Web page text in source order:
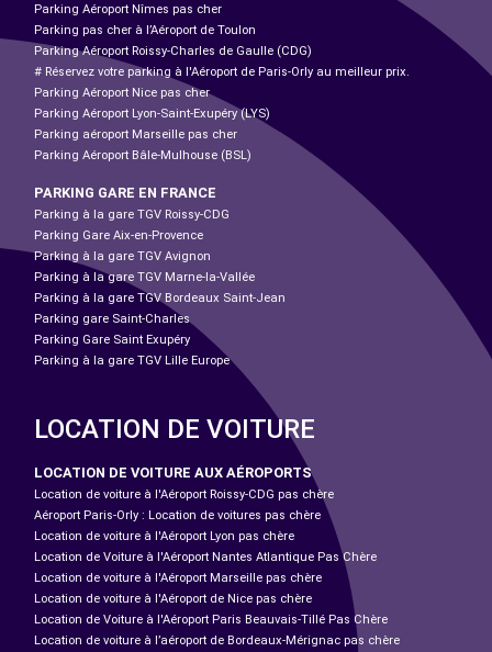
Parking Aéroport Nîmes pas cher
Parking pas cher à l’Aéroport de Toulon
Parking Aéroport Roissy-Charles de Gaulle (CDG)
# Réservez votre parking à l'Aéroport de Paris-Orly au meilleur prix.
Parking Aéroport Nice pas cher
Parking Aéroport Lyon-Saint-Exupéry (LYS)
Parking aéroport Marseille pas cher
Parking Aéroport Bâle-Mulhouse (BSL)
PARKING GARE EN FRANCE
Parking à la gare TGV Roissy-CDG
Parking Gare Aix-en-Provence
Parking à la gare TGV Avignon
Parking à la gare TGV Marne-la-Vallée
Parking à la gare TGV Bordeaux Saint-Jean
Parking gare Saint-Charles
Parking Gare Saint Exupéry
Parking à la gare TGV Lille Europe
LOCATION DE VOITURE
LOCATION DE VOITURE AUX AÉROPORTS
Location de voiture à l'Aéroport Roissy-CDG pas chère
Aéroport Paris-Orly : Location de voitures pas chère
Location de voiture à l'Aéroport Lyon pas chère
Location de Voiture à l'Aéroport Nantes Atlantique Pas Chère
Location de voiture à l'Aéroport Marseille pas chère
Location de voiture à l'Aéroport de Nice pas chère
Location de Voiture à l'Aéroport Paris Beauvais-Tillé Pas Chère
Location de voiture à l’aéroport de Bordeaux-Mérignac pas chère